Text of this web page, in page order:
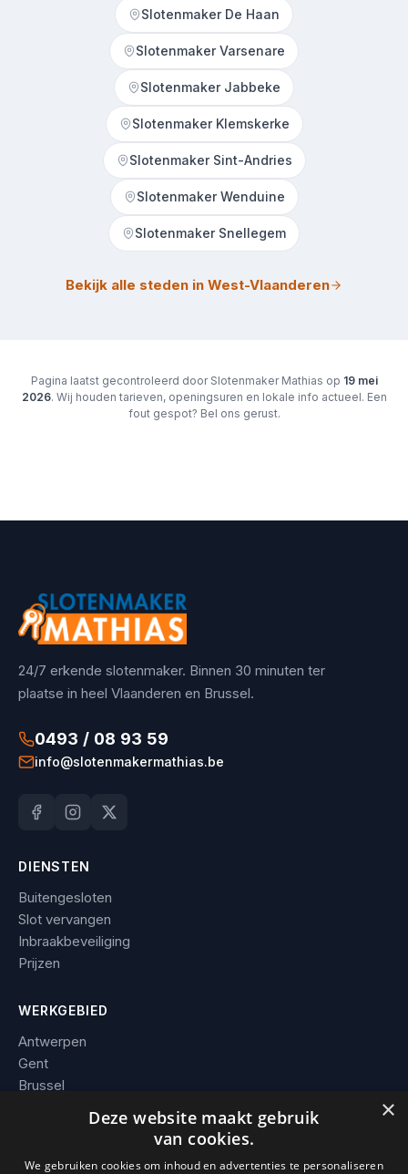
Slotenmaker De Haan
Slotenmaker Varsenare
Slotenmaker Jabbeke
Slotenmaker Klemskerke
Slotenmaker Sint-Andries
Slotenmaker Wenduine
Slotenmaker Snellegem
Bekijk alle steden in West-Vlaanderen
Pagina laatst gecontroleerd door Slotenmaker Mathias op 19 mei
2026. Wij houden tarieven, openingsuren en lokale info actueel. Een
fout gespot? Bel ons gerust.
24/7 erkende slotenmaker. Binnen 30 minuten ter
plaatse in heel Vlaanderen en Brussel.
0493 / 08 93 59
info@slotenmakermathias.be
DIENSTEN
Buitengesloten
Slot vervangen
Inbraakbeveiliging
Prijzen
WERKGEBIED
Antwerpen
Gent
Brussel
Alle steden →
×
Deze website maakt gebruik
van cookies.
We gebruiken cookies om inhoud en advertenties te personaliseren